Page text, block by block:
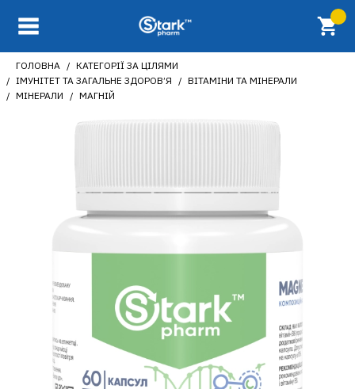
ГОЛОВНА
КАТЕГОРІЇ ЗА ЦІЛЯМИ
ІМУНІТЕТ ТА ЗАГАЛЬНЕ ЗДОРОВ’Я
ВІТАМІНИ ТА МІНЕРАЛИ
МІНЕРАЛИ
МАГНІЙ